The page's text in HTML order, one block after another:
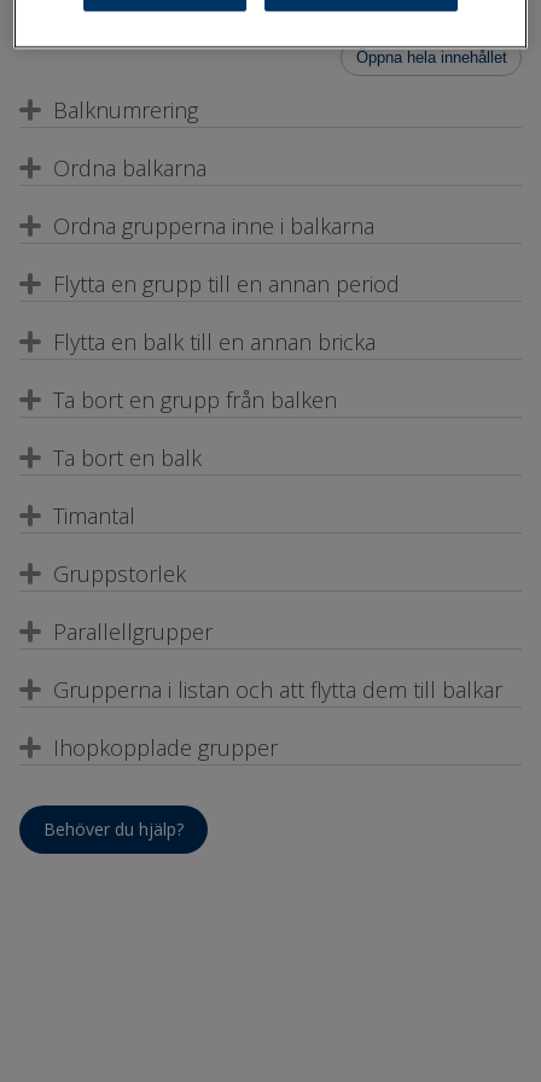
Öppna hela innehållet
Balknumrering
Ordna balkarna
Ordna grupperna inne i balkarna
Flytta en grupp till en annan period
Flytta en balk till en annan bricka
Ta bort en grupp från balken
Ta bort en balk
Timantal
Gruppstorlek
Parallellgrupper
Grupperna i listan och att flytta dem till balkar
Ihopkopplade grupper
Behöver du hjälp?